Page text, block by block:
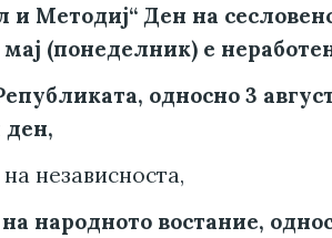
и Методиј“ Ден на
(понеделник) е
односно 3
ден,
независноста,
народното востание,